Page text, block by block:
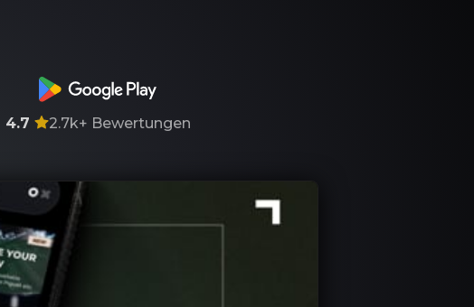
4.7 2.7k+ Bewertungen